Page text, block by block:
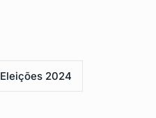
Eleições 2024